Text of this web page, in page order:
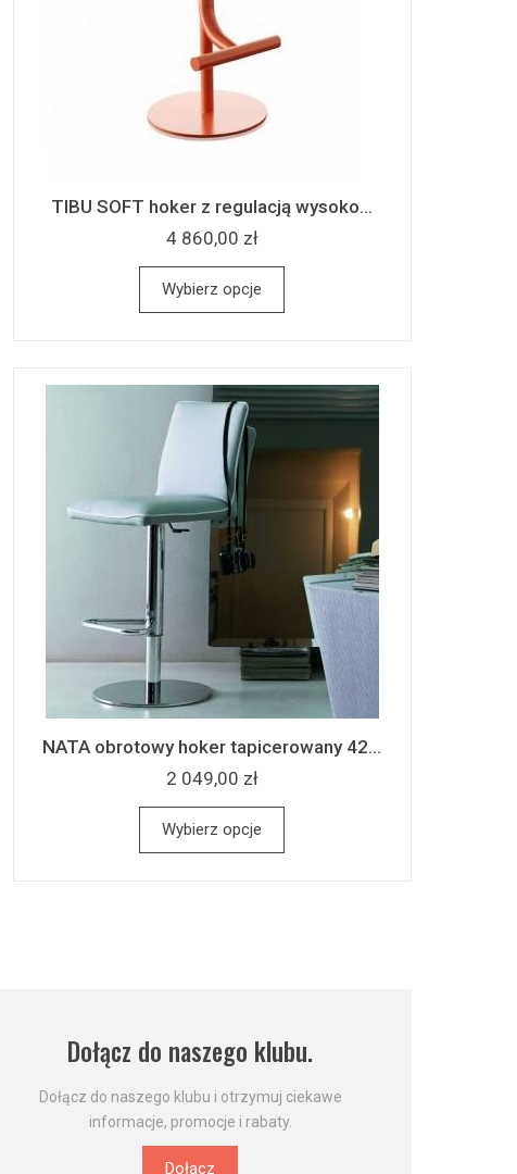
TIBU SOFT hoker z regulacją wysoko...
4 860,00 zł
Wybierz opcje
NATA obrotowy hoker tapicerowany 42...
2 049,00 zł
Wybierz opcje
Dołącz do naszego klubu.
Dołącz do naszego klubu i otrzymuj ciekawe
informacje, promocje i rabaty.
Dołącz